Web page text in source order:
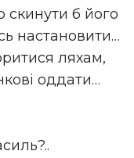
скинути б його
настановити…
ляхам,
оддати…